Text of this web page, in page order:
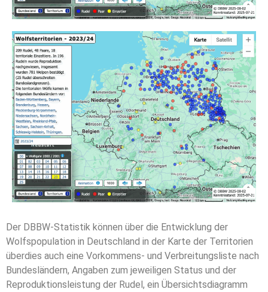
Der DBBW-Statistik können über die Entwicklung der
Wolfspopulation in Deutschland in der Karte der Territorien
überdies auch eine Vorkommens- und Verbreitungsliste nach
Bundesländern, Angaben zum jeweiligen Status und der
Reproduktionsleistung der Rudel, ein Übersichtsdiagramm